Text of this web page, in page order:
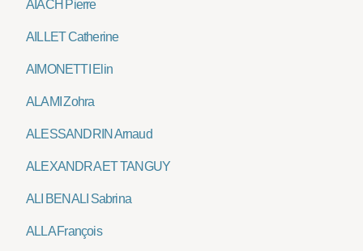
AÏACH Pierre
AILLET Catherine
AIMONETTI Elin
ALAMI Zohra
ALESSANDRIN Arnaud
ALEXANDRA ET TANGUY
ALI BENALI Sabrina
ALLA François